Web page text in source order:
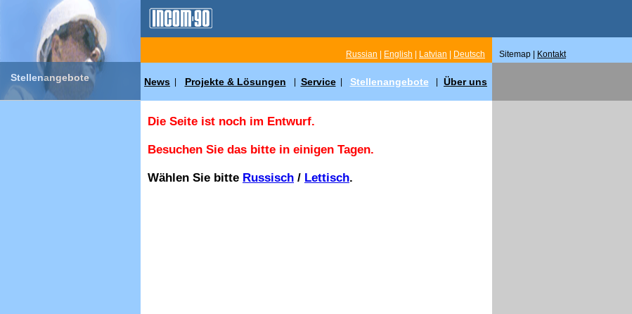
Stellenangebote
Russian English Latvian Deutsch Sitemap | Kontakt
News Projekte & Lösungen Service Stellenangebote Über uns
Die Seite ist noch im Entwurf.
Besuchen Sie das bitte in einigen Tagen.
Wählen Sie bitte Russisch / Lettisch.